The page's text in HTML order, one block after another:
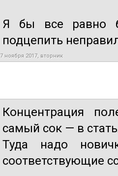
Я бы все равно
подцепить
7 ноября 2017, вторник
Концентрация
самый сок — в
Туда надо
соответствующие